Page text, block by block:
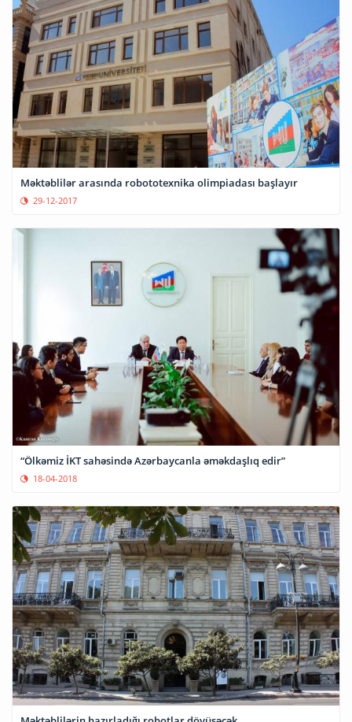
Məktəblilər arasında robototexnika olimpiadası başlayır
29-12-2017
“Ölkəmiz İKT sahəsində Azərbaycanla əməkdaşlıq edir”
18-04-2018